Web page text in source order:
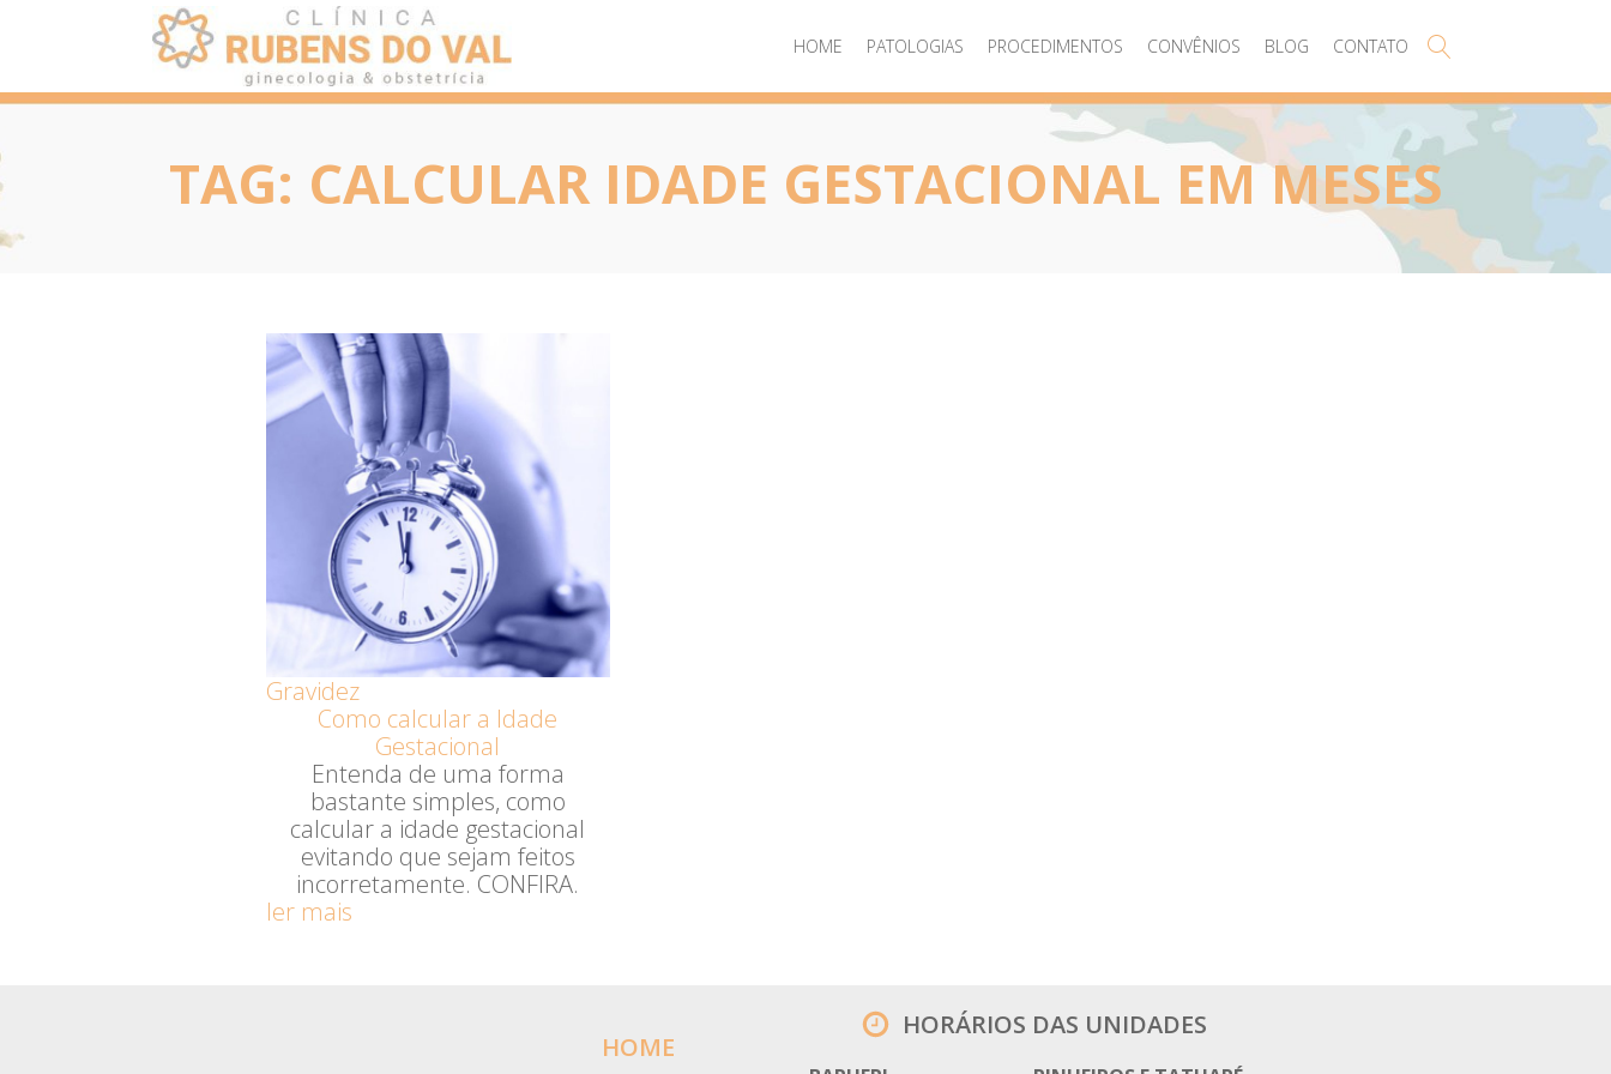
HOME PATOLOGIAS PROCEDIMENTOS CONVÊNIOS BLOG CONTATO
TAG: CALCULAR IDADE GESTACIONAL EM MESES
Gravidez
Como calcular a Idade
Gestacional
Entenda de uma forma
bastante simples, como
calcular a idade gestacional
evitando que sejam feitos
incorretamente. CONFIRA.
ler mais
HOME
HORÁRIOS DAS UNIDADES